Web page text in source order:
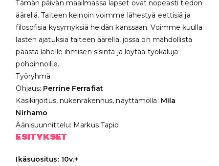
Tämän päivän maailmassa lapset ovat nopeasti tiedon
äärellä. Taiteen keinoin voimme lähestyä eettisiä ja
filosofisia kysymyksiä heidän kanssaan. Voimme kuulla
lasten ajatuksia taiteen äärellä, jossa on mahdollista
päästä lähelle ihmisen sisintä ja löytää työkaluja
pohdinnoille.
Työryhmä
Ohjaus: Perrine Ferrafiat
Käsikirjoitus, nukenrakennus, näyttämöllä: Mila
Nirhamo
Äänisuunnittelu: Markus Tapio
ESITYKSET
Ikäsuositus: 10v.+